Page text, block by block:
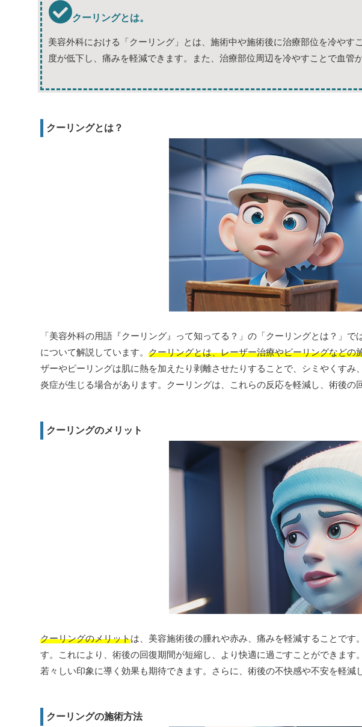
クーリングとは。
美容外科における「クーリング」とは、施術中や施術後に治療部位を冷やす
度が低下し、痛みを軽減できます。また、治療部位周辺を冷やすことで血管
クーリングとは？
「美容外科の用語『クーリング』って知ってる？」の「クーリングとは？」
について解説しています。 クーリングとは、レーザー治療やピーリングなど
ザーやピーリングは肌に熱を加えたり剥離させたりすることで、シミやくす
炎症が生じる場合があります。クーリングは、これらの反応を軽減し、術後の
クーリングのメリット
クーリングのメリットは、美容施術後の腫れや赤み、痛みを軽減することで
す。これにより、術後の回復期間が短縮し、より快適に過ごすことができま
若々しい印象に導く効果も期待できます。さらに、術後の不快感や不安を軽減
クーリングの施術方法